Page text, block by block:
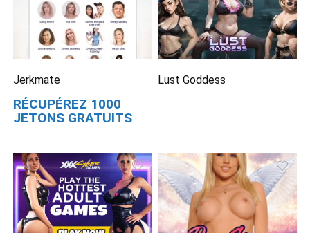
Jerkmate
RÉCUPÉREZ 1000
JETONS GRATUITS
Lust Goddess